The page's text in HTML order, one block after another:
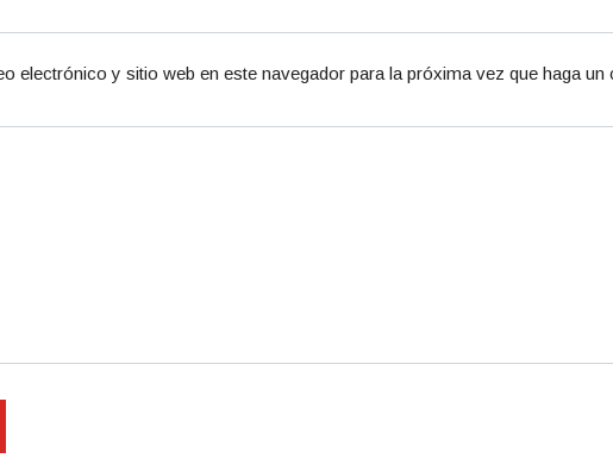
electrónico y sitio web en este navegador para la próxima vez que haga un